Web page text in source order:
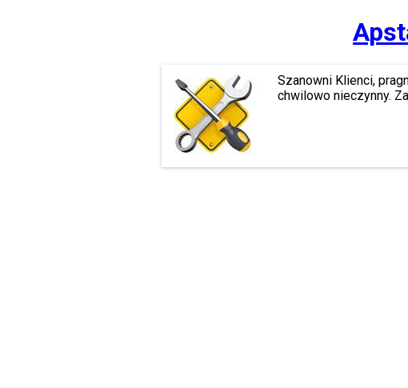
Szanowni Klienci,
chwilowo nieczynny.